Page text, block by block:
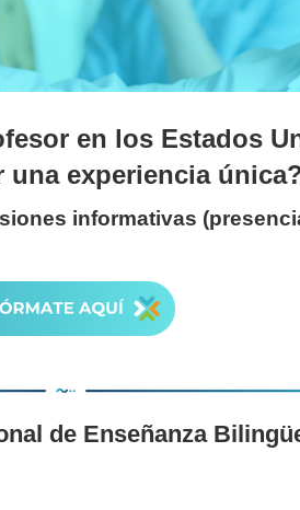
en los Estados
una experiencia
informativas
de Enseñanza